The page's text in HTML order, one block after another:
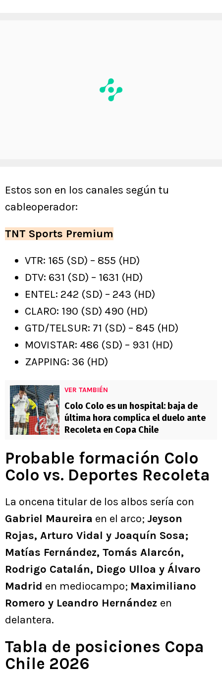
Estos son en los canales según tu
cableoperador:
TNT Sports Premium
VTR: 165 (SD) – 855 (HD)
DTV: 631 (SD) – 1631 (HD)
ENTEL: 242 (SD) – 243 (HD)
CLARO: 190 (SD) 490 (HD)
GTD/TELSUR: 71 (SD) – 845 (HD)
MOVISTAR: 486 (SD) – 931 (HD)
ZAPPING: 36 (HD)
VER TAMBIÉN
Colo Colo es un hospital: baja de
última hora complica el duelo ante
Recoleta en Copa Chile
Probable formación Colo
Colo vs. Deportes Recoleta
La oncena titular de los albos sería con
Gabriel Maureira en el arco; Jeyson
Rojas, Arturo Vidal y Joaquín Sosa;
Matías Fernández, Tomás Alarcón,
Rodrigo Catalán, Diego Ulloa y Álvaro
Madrid en mediocampo; Maximiliano
Romero y Leandro Hernández en
delantera.
Tabla de posiciones Copa
Chile 2026